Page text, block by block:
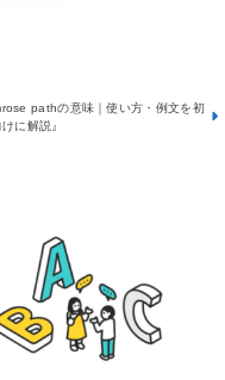
pathの意味｜使い方・例文を初
に解説』